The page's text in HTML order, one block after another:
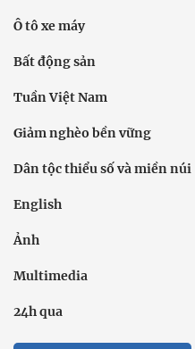
Ô tô xe máy
Bất động sản
Tuần Việt Nam
Giảm nghèo bền vững
Dân tộc thiểu số và miền núi
English
Ảnh
Multimedia
24h qua